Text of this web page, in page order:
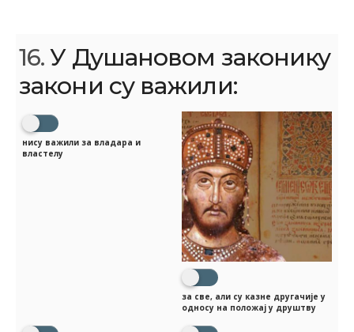
16.У Душановом законику
закони су важили:
нису важили за владара и
властелу
за све, али су казне другачије у
односу на положај у друштву